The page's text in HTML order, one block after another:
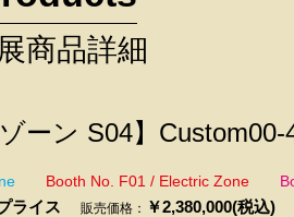
商品詳細
ーン S04】Custom00-
Booth No. F01 / Electric Zone
ライス 販売価格： ￥2,380,000(税込)